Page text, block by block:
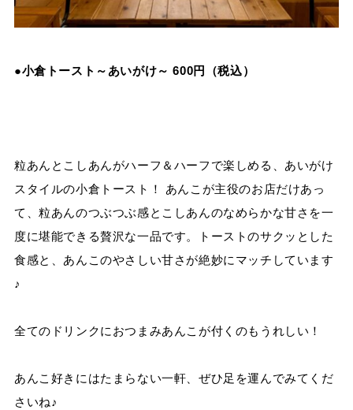
●小倉トースト～あいがけ～ 600円（税込）
粒あんとこしあんがハーフ＆ハーフで楽しめる、あいがけ
スタイルの小倉トースト！ あんこが主役のお店だけあっ
て、粒あんのつぶつぶ感とこしあんのなめらかな甘さを一
度に堪能できる贅沢な一品です。トーストのサクッとした
食感と、あんこのやさしい甘さが絶妙にマッチしています
♪
全てのドリンクにおつまみあんこが付くのもうれしい！
あんこ好きにはたまらない一軒、ぜひ足を運んでみてくだ
さいね♪